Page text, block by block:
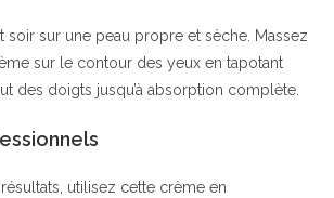
soir sur une peau propre et sèche. Massez
sur le contour des yeux en tapotant
des doigts jusqu’à absorption complète.
utilisez cette crème en